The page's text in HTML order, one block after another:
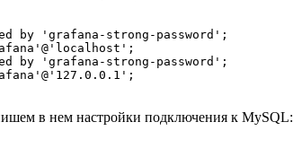
by 'grafana-strong-password';
by 'grafana-strong-password';
в нем настройки подключения к MySQL: